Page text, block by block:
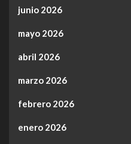
junio 2026
mayo 2026
abril 2026
marzo 2026
febrero 2026
enero 2026